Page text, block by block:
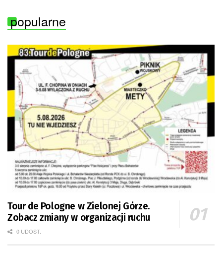
popularne
Tour de Pologne w Zielonej Górze.
Zobacz zmiany w organizacji ruchu
0 UDOST.